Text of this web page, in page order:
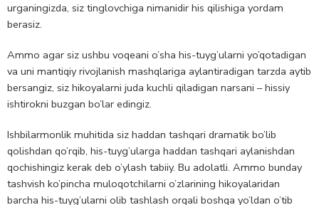
urganingizda, siz tinglovchiga nimanidir his qilishiga yordam
berasiz.
Ammo agar siz ushbu voqeani o’sha his-tuyg’ularni yo’qotadigan
va uni mantiqiy rivojlanish mashqlariga aylantiradigan tarzda aytib
bersangiz, siz hikoyalarni juda kuchli qiladigan narsani – hissiy
ishtirokni buzgan bo’lar edingiz.
Ishbilarmonlik muhitida siz haddan tashqari dramatik bo’lib
qolishdan qo’rqib, his-tuyg’ularga haddan tashqari aylanishdan
qochishingiz kerak deb o’ylash tabiiy. Bu adolatli. Ammo bunday
tashvish ko’pincha muloqotchilarni o’zlarining hikoyalaridan
barcha his-tuyg’ularni olib tashlash orqali boshqa yo’ldan o’tib